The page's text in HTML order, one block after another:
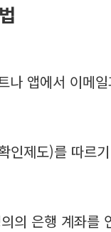
나 앱에서 이메
인제도)를 따르
의 은행 계좌를